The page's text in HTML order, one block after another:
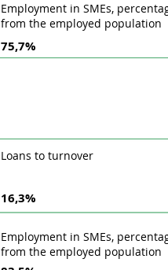
Employment in SMEs,
from the employed population
75,7%
16,3%
Loans to turnover
Employment in SMEs,
from the employed population